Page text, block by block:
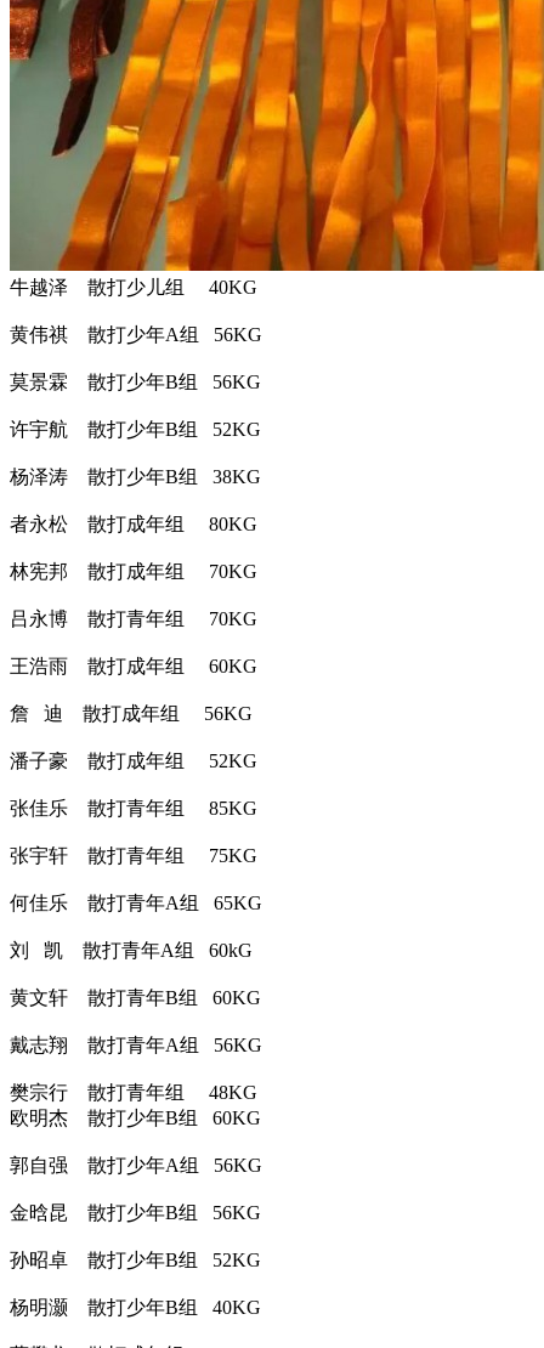
牛越泽 散打少儿组 40KG
黄伟祺 散打少年A组 56KG
莫景霖 散打少年B组 56KG
许宇航 散打少年B组 52KG
杨泽涛 散打少年B组 38KG
者永松 散打成年组 80KG
林宪邦 散打成年组 70KG
吕永博 散打青年组 70KG
王浩雨 散打成年组 60KG
詹 迪 散打成年组 56KG
潘子豪 散打成年组 52KG
张佳乐 散打青年组 85KG
张宇轩 散打青年组 75KG
何佳乐 散打青年A组 65KG
刘 凯 散打青年A组 60kG
黄文轩 散打青年B组 60KG
戴志翔 散打青年A组 56KG
樊宗行 散打青年组 48KG
欧明杰 散打少年B组 60KG
郭自强 散打少年A组 56KG
金晗昆 散打少年B组 56KG
孙昭卓 散打少年B组 52KG
杨明灏 散打少年B组 40KG